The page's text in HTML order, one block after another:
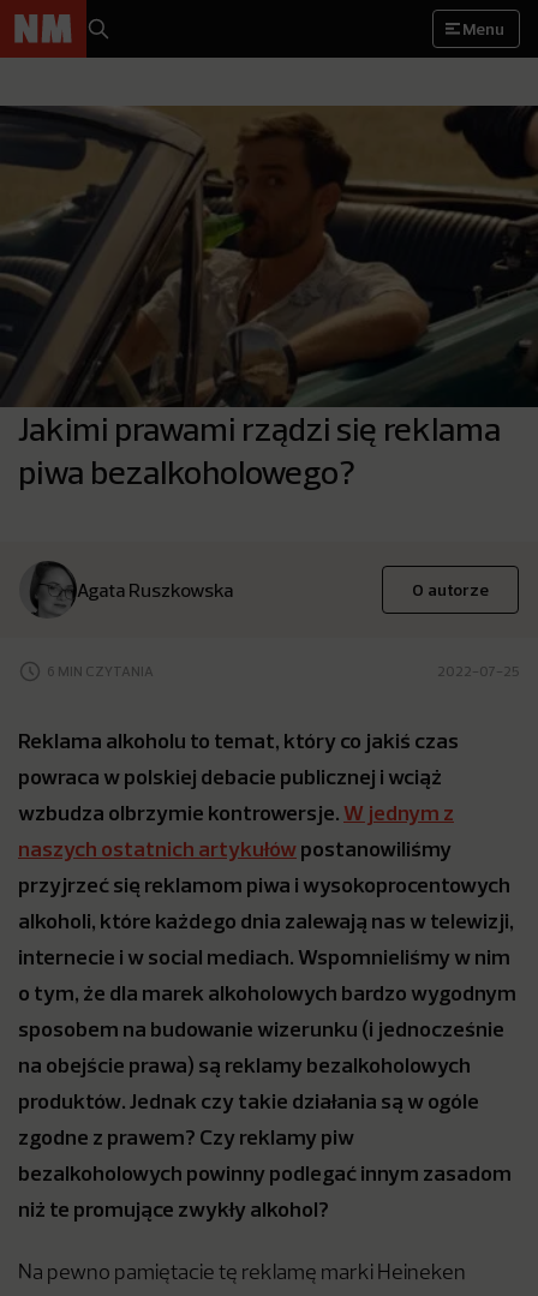
Menu
Jakimi prawami rządzi się reklama
piwa bezalkoholowego?
Agata Ruszkowska O autorze
6 MIN CZYTANIA 2022-07-25
Reklama alkoholu to temat, który co jakiś czas
powraca w polskiej debacie publicznej i wciąż
wzbudza olbrzymie kontrowersje. W jednym z
naszych ostatnich artykułówpostanowiliśmy
przyjrzeć się reklamom piwa i wysokoprocentowych
alkoholi, które każdego dnia zalewają nas w telewizji,
internecie i w social mediach. Wspomnieliśmy w nim
o tym, że dla marek alkoholowych bardzo wygodnym
sposobem na budowanie wizerunku (i jednocześnie
na obejście prawa) są reklamy bezalkoholowych
produktów. Jednak czy takie działania są w ogóle
zgodne z prawem? Czy reklamy piw
bezalkoholowych powinny podlegać innym zasadom
niż te promujące zwykły alkohol?
Na pewno pamiętacie tę reklamę marki Heineken